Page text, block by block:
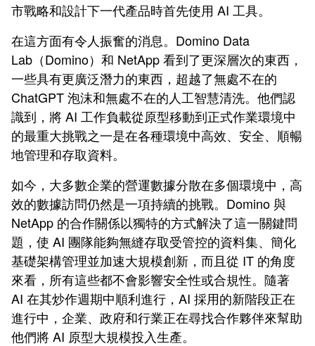
市戰略和設計下一代產品時首先使用 AI 工具。
在這方面有令人振奮的消息。Domino Data
Lab（Domino）和 NetApp 看到了更深層次的東西，
一些具有更廣泛潛力的東西，超越了無處不在的
ChatGPT 泡沫和無處不在的人工智慧清洗。他們認
識到，將 AI 工作負載從原型移動到正式作業環境中
的最重大挑戰之一是在各種環境中高效、安全、順暢
地管理和存取資料。
如今，大多數企業的營運數據分散在多個環境中，高
效的數據訪問仍然是一項持續的挑戰。Domino 與
NetApp 的合作關係以獨特的方式解決了這一關鍵問
題，使 AI 團隊能夠無縫存取受管控的資料集、簡化
基礎架構管理並加速大規模創新，而且從 IT 的角度
來看，所有這些都不會影響安全性或合規性。隨著
AI 在其炒作週期中順利進行，AI 採用的新階段正在
進行中，企業、政府和行業正在尋找合作夥伴來幫助
他們將 AI 原型大規模投入生產。